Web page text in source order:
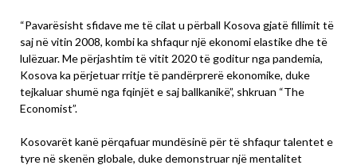
“Pavarësisht sfidave me të cilat u përball Kosova gjatë fillimit të
saj në vitin 2008, kombi ka shfaqur një ekonomi elastike dhe të
lulëzuar. Me përjashtim të vitit 2020 të goditur nga pandemia,
Kosova ka përjetuar rritje të pandërprerë ekonomike, duke
tejkaluar shumë nga fqinjët e saj ballkanikë”, shkruan “The
Economist”.
Kosovarët kanë përqafuar mundësinë për të shfaqur talentet e
tyre në skenën globale, duke demonstruar një mentalitet